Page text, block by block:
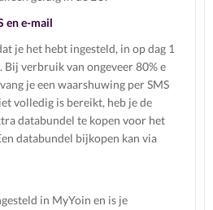
en e-mail
je het hebt ingesteld, in op dag 1
Bij verbruik van ongeveer 80% e
je een waarshuwing per SMS
volledig is bereikt, heb je de
databundel te kopen voor het
databundel bijkopen kan via
in MyYoin en is je